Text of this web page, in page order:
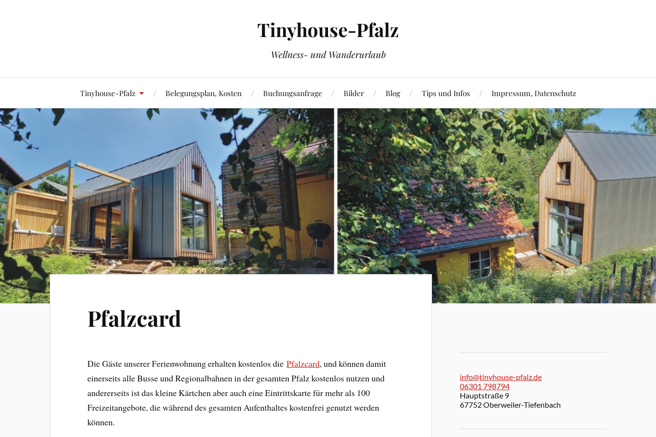
Tinyhouse-Pfalz
Wellness- und Wanderurlaub
Tinyhouse-Pfalz Belegungsplan, Kosten Buchungsanfrage Bilder Blog Tips und Infos Impressum, Datenschutz
Pfalzcard
Die Gäste unserer Ferienwohnung erhalten kostenlos diePfalzcard, und können damit
einerseits alle Busse und Regionalbahnen in der gesamten Pfalz kostenlos nutzen und
andererseits ist das kleine Kärtchen aber auch eine Eintrittskarte für mehr als 100
Freizeitangebote, die während des gesamten Aufenthaltes kostenfrei genutzt werden
können.
info@tinyhouse-pfalz.de
06301 798794
Hauptstraße 9
67752 Oberweiler-Tiefenbach